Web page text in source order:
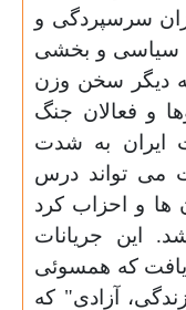
سرسپردگی و
سیاسی و بخشی
دیگر سخن وزن
و فعالان جنگ
ایران به شدت
می تواند درس
ها و احزاب کرد
این جریانات
یافت که همسوئی
آزادی" که